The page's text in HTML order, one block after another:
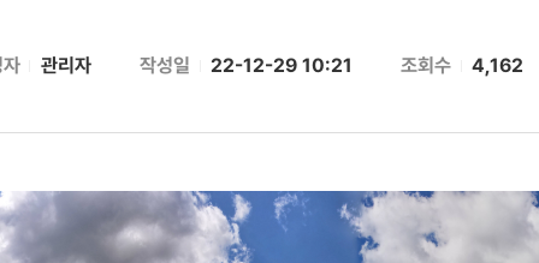
관리자 작성일 22-12-29 10:21 조회수 4,162